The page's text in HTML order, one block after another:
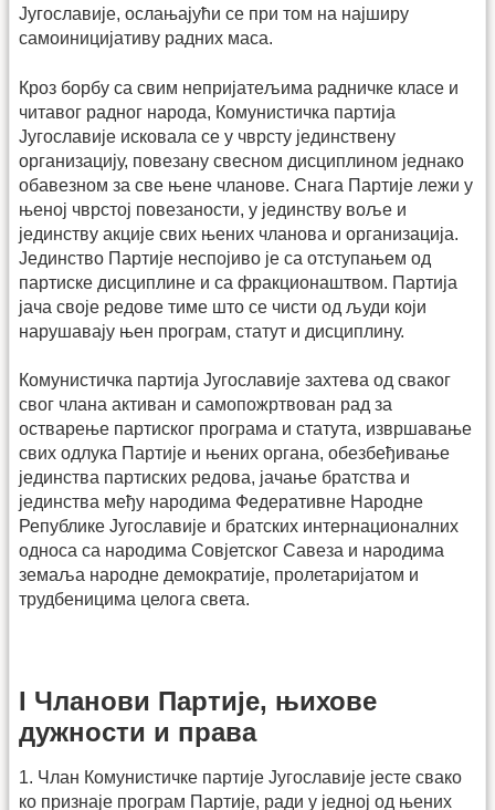
Југославије, ослањајући се при том на најширу
самоиницијативу радних маса.
Кроз борбу са свим непријатељима радничке класе и
читавог радног народа, Комунистичка партија
Југославије исковала се у чврсту јединствену
организацију, повезану свесном дисциплином једнако
обавезном за све њене чланове. Снага Партије лежи у
њеној чврстој повезаности, у јединству воље и
јединству акције свих њених чланова и организација.
Јединство Партије неспојиво је са отступањем од
партиске дисциплине и са фракционаштвом. Партија
јача своје редове тиме што се чисти од људи који
нарушавају њен програм, статут и дисциплину.
Комунистичка партија Југославије захтева од сваког
свог члана активан и самопожртвован рад за
остварење партиског програма и статута, извршавање
свих одлука Партије и њених органа, обезбеђивање
јединства партиских редова, јачање братства и
јединства међу народима Федеративне Народне
Републике Југославије и братских интернационалних
односа са народима Совјетског Савеза и народима
земаља народне демократије, пролетаријатом и
трудбеницима целога света.
I Чланови Партије, њихове
дужности и права
1. Члан Комунистичке партије Југославије јесте свако
ко признаје програм Партије, ради у једној од њених